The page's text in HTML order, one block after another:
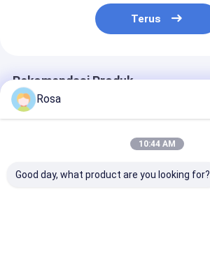
Terus
Rekomendasi Produk
Rosa
10:44 AM
Good day, what product are you looking for?